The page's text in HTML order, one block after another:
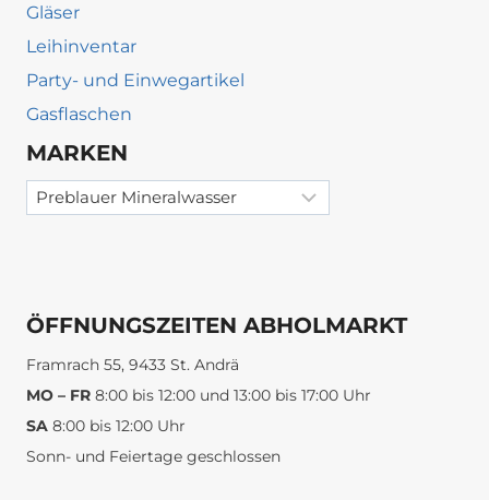
Gläser
Leihinventar
Party- und Einwegartikel
Gasflaschen
MARKEN
ÖFFNUNGSZEITEN ABHOLMARKT
Framrach 55, 9433 St. Andrä
MO – FR 8:00 bis 12:00 und 13:00 bis 17:00 Uhr
SA 8:00 bis 12:00 Uhr
Sonn- und Feiertage geschlossen